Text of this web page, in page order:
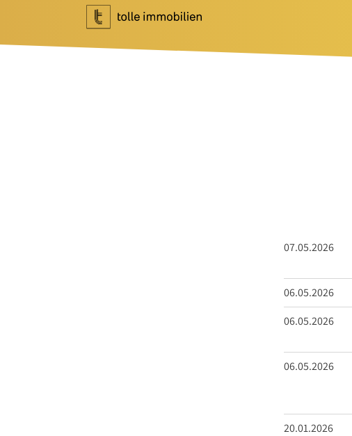
Über Uns
Kundenbewertungen
07.05.2026
06.05.2026
06.05.2026
06.05.2026
20.01.2026